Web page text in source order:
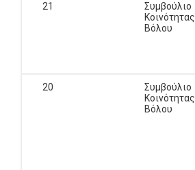
21
Συμβούλιο
Κοινότητας
Βόλου
20
Συμβούλιο
Κοινότητας
Βόλου